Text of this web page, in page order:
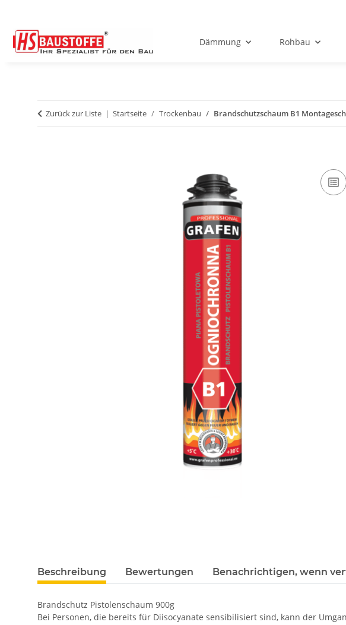
Dämmung Rohbau
Zurück zur Liste Startseite Trockenbau Brandschutzschaum B1
Beschreibung Bewertungen Benachrichtigen, wenn
Brandschutz Pistolenschaum 900g
Bei Personen, die bereits für Diisocyanate sensibilisiert sind, kann der